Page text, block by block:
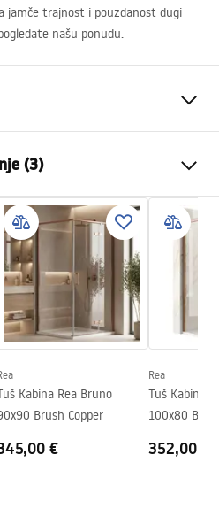
trajnost i pouzdanost dugi
našu ponudu.
Mjed, ABS
Jednoručna
Nadžbukni
Da
1350mm
Da, pomična
Da
PVD
24 mjeseca
(3)
_5.pdf
Kabina Rea Bruno
Brush Copper
€
Rea
Tuš Kabina
100x80
352,00 €